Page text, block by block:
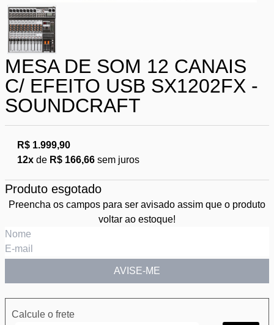
MESA DE SOM 12 CANAIS
C/ EFEITO USB SX1202FX -
SOUNDCRAFT
R$ 1.999,90
12x de R$ 166,66 sem juros
Produto esgotado
Preencha os campos para ser avisado assim que o produto
voltar ao estoque!
AVISE-ME
Calcule o frete